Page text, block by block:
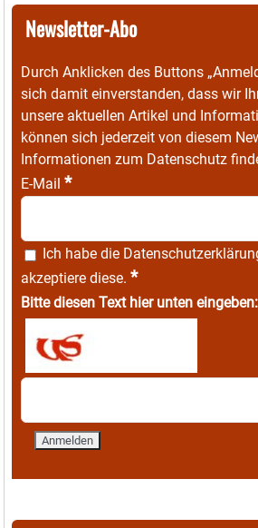
Newsletter-Abo
Durch Anklicken des Buttons
sich damit einverstanden, dass wir
unsere aktuellen Artikel und
können sich jederzeit von diesem
Informationen zum Datenschutz
E-Mail *
Ich habe die
akzeptiere diese. *
Bitte diesen Text hier unten eingeben: